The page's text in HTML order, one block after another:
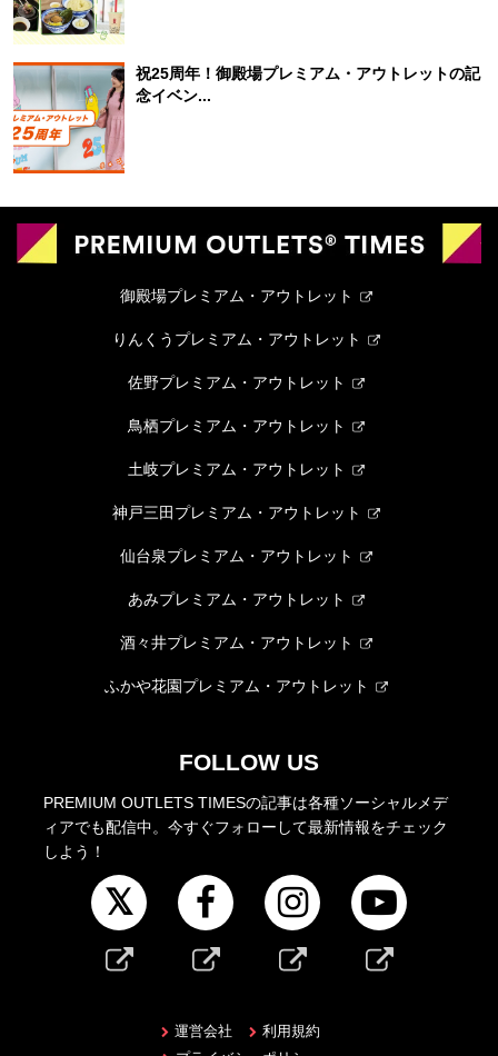
祝25周年！御殿場プレミアム・アウトレットの記
念イベン...
御殿場プレミアム・アウトレット
りんくうプレミアム・アウトレット
佐野プレミアム・アウトレット
鳥栖プレミアム・アウトレット
土岐プレミアム・アウトレット
神戸三田プレミアム・アウトレット
仙台泉プレミアム・アウトレット
あみプレミアム・アウトレット
酒々井プレミアム・アウトレット
ふかや花園プレミアム・アウトレット
FOLLOW US
PREMIUM OUTLETS TIMESの記事は各種ソーシャルメデ
ィアでも配信中。今すぐフォローして最新情報をチェック
しよう！
運営会社
利用規約